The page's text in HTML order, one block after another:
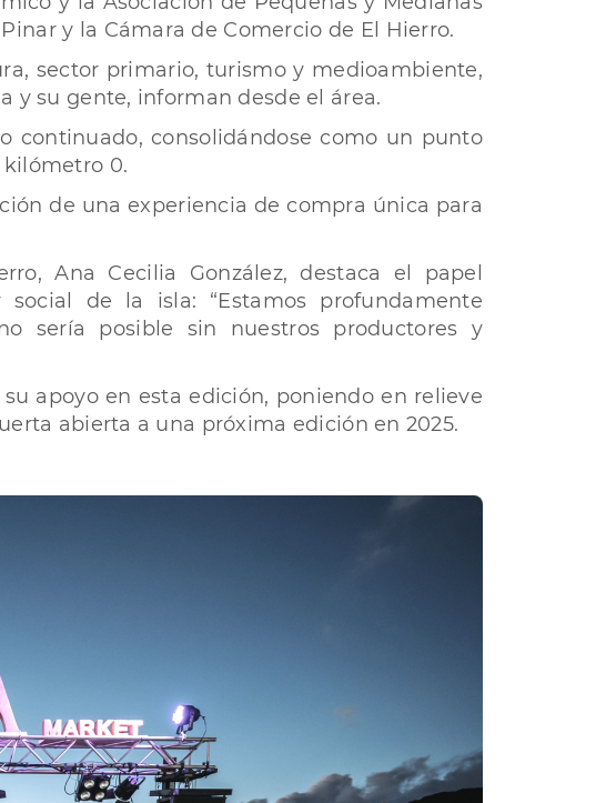
y la Cámara de Comercio de El Hierro.
sector primario, turismo y medioambiente,
y su gente, informan desde el área.
continuado, consolidándose como un punto
0.
de una experiencia de compra única para
Ana Cecilia González, destaca el papel
de la isla: “Estamos profundamente
sería posible sin nuestros productores y
apoyo en esta edición, poniendo en relieve
abierta a una próxima edición en 2025.